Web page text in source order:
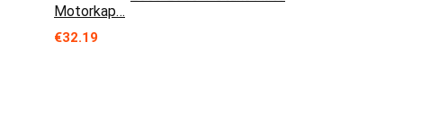
Motorkap…
€32.19